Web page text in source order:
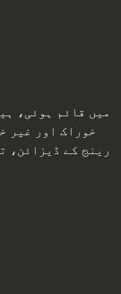
خوراک اور غیر
رینج کے ڈیزائن،